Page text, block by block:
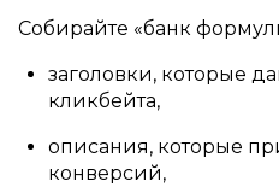
Собирайте «банк
заголовки, которые
кликбейта,
описания, которые
конверсий,